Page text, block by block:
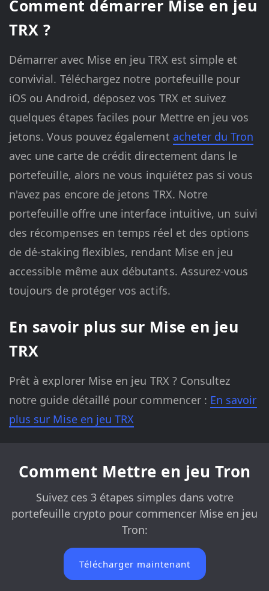
Comment démarrer Mise en jeu
TRX ?
Démarrer avec Mise en jeu TRX est simple et
convivial. Téléchargez notre portefeuille pour
iOS ou Android, déposez vos TRX et suivez
quelques étapes faciles pour Mettre en jeu vos
jetons. Vous pouvez également acheter du Tron
avec une carte de crédit directement dans le
portefeuille, alors ne vous inquiétez pas si vous
n'avez pas encore de jetons TRX. Notre
portefeuille offre une interface intuitive, un suivi
des récompenses en temps réel et des options
de dé-staking flexibles, rendant Mise en jeu
accessible même aux débutants. Assurez-vous
toujours de protéger vos actifs.
En savoir plus sur Mise en jeu
TRX
Prêt à explorer Mise en jeu TRX ? Consultez
notre guide détaillé pour commencer : En savoir
plus sur Mise en jeu TRX
Comment Mettre en jeu Tron
Suivez ces 3 étapes simples dans votre
portefeuille crypto pour commencer Mise en jeu
Tron:
Télécharger maintenant